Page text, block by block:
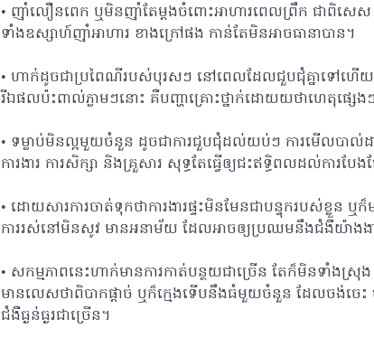
• ញ៉ាំលឿនពេក ឬមិនញ៉ាំតែម្តងចំពោះអាហារពេលព្រឹក ជាពិស
ទាំងឧស្សាហ៍ញ៉ាំអាហារ ខាងក្រៅផង កាន់តែមិនអាចធានាបាន។
• ហាក់ដូចជាប្រពៃណីរបស់បុរសៗ នៅពេលដែលជួបជុំគ្នាទៅហើយ
រីឯផលប៉ះពាល់ភ្លាមៗនោះ គឺបញ្ហាគ្រោះថ្នាក់ដោយយថាហេតុផ្សេង
• ទម្លាប់មិនល្អមួយចំនួន ដូចជាការជួបជុំដល់យប់ៗ ការមើលបា
ការងារ ការសិក្សា និងគ្រួសារ សុទ្ធតែធ្វើឲ្យជះឥទ្ធិពលដល់ការប
• ដោយសារការចាត់ទុកថាការងារផ្ទះមិនមែនជាបន្ទុករបស់ខ្លួន
ការរស់នៅមិនសូវ មានអនាម័យ ដែលអាចឲ្យប្រឈមនឹងជំងឺយ៉ាង
• សកម្មភាពនេះហាក់មានការកាត់បន្ថយជាច្រើន តែក៏មិនទ
មានលេសថា​ពិបាកផ្តាច់ ឬក៏ក្មេងទើបនឹងធំមួយចំនួន ដែលចង់ច
ជំងឺធ្ងន់ធ្ងរជាច្រើន។